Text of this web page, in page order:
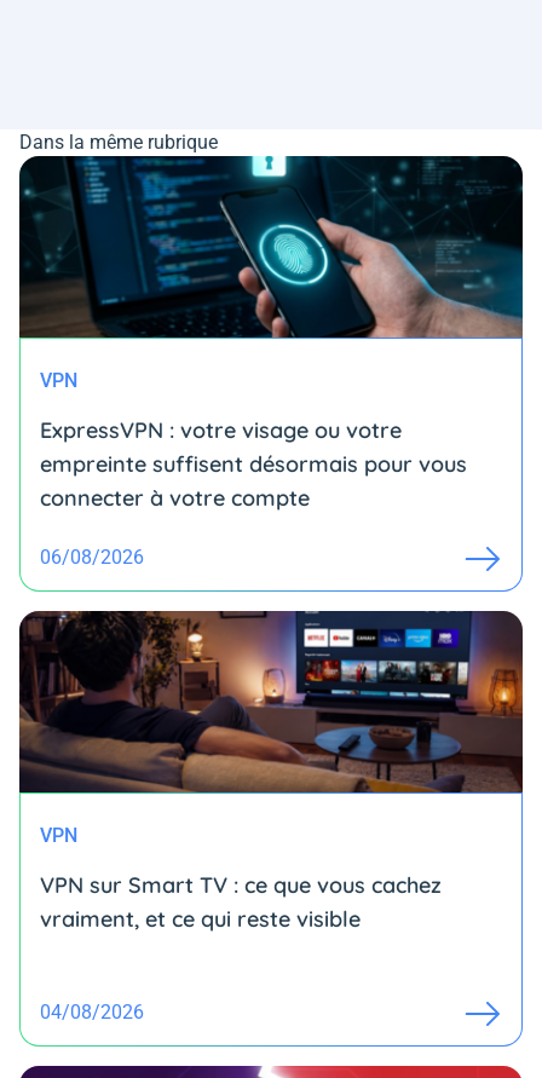
Dans la même rubrique
VPN
ExpressVPN : votre visage ou votre
empreinte suffisent désormais pour vous
connecter à votre compte
06/08/2026
VPN
VPN sur Smart TV : ce que vous cachez
vraiment, et ce qui reste visible
04/08/2026